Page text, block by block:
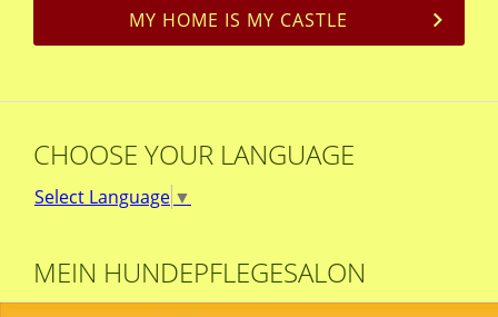
MY HOME IS MY CASTLE
CHOOSE YOUR LANGUAGE
Select Language ▼
MEIN HUNDEPFLEGESALON